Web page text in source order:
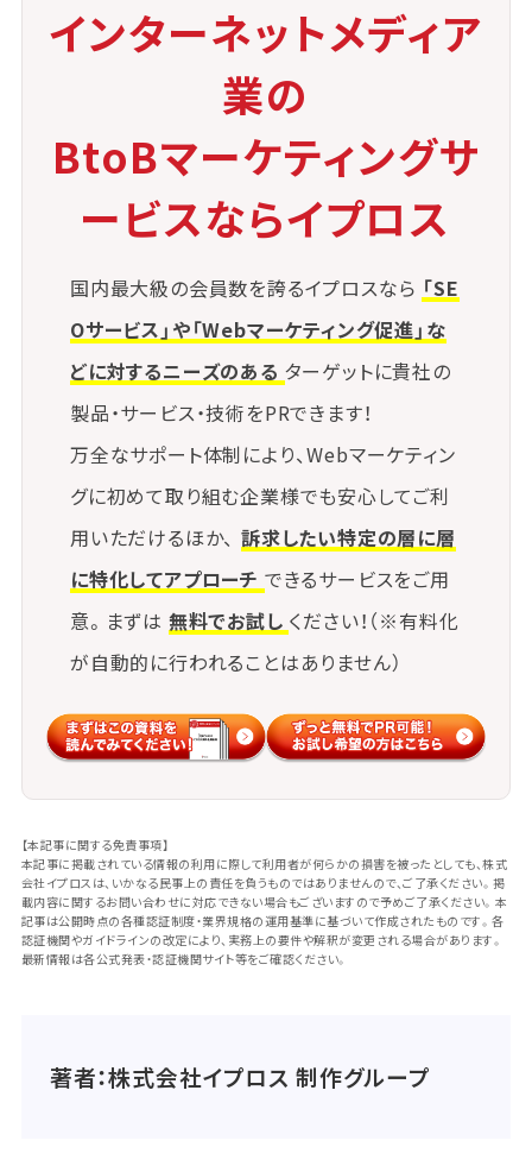
インターネットメディア
業の
BtoBマーケティングサ
ービスならイプロス
国内最大級の会員数を誇るイプロスなら 「SE
Oサービス」や「Webマーケティング促進」な
どに対するニーズのある ターゲットに貴社の
製品・サービス・技術をPRできます！
万全なサポート体制により、Webマーケティン
グに初めて取り組む企業様でも安心してご利
用いただけるほか、 訴求したい特定の層に層
に特化してアプローチ できるサービスをご用
意。まずは 無料でお試し ください！（※有料化
が自動的に行われることはありません）
【本記事に関する免責事項】
本記事に掲載されている情報の利用に際して利用者が何らかの損害を被ったとしても、株式
会社イプロスは、いかなる民事上の責任を負うものではありませんので、ご了承ください。掲
載内容に関するお問い合わせに対応できない場合もございますので予めご了承ください。本
記事は公開時点の各種認証制度・業界規格の運用基準に基づいて作成されたものです。各
認証機関やガイドラインの改定により、実務上の要件や解釈が変更される場合があります。
最新情報は各公式発表・認証機関サイト等をご確認ください。
著者：株式会社イプロス 制作グループ